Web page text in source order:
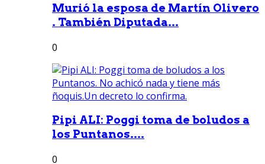
Murió la esposa de Martín Olivero
. También Diputada...
0
Pipi ALI: Poggi toma de boludos a
los Puntanos....
0